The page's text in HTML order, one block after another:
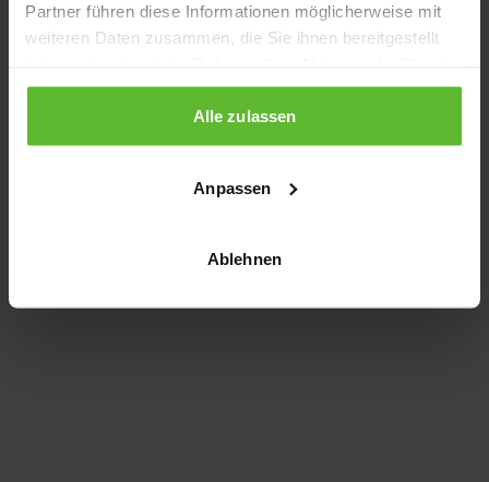
Partner führen diese Informationen möglicherweise mit
weiteren Daten zusammen, die Sie ihnen bereitgestellt
gesammelt haben.
Alle zulassen
Anpassen
Ablehnen
information).